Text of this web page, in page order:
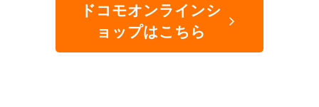
ドコモオンラインシ
ョップはこちら